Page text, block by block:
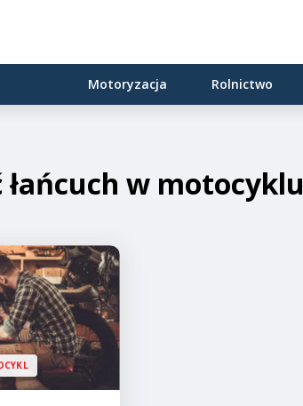
Motoryzacja Rolnictwo
w motocyklu